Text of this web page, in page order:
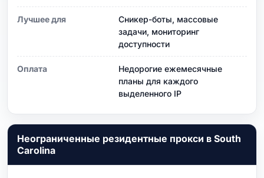
Лучшее для
Сникер-боты, массовые
задачи, мониторинг
доступности
Оплата
Недорогие ежемесячные
планы для каждого
выделенного IP
Неограниченные резидентные прокси в South
Carolina